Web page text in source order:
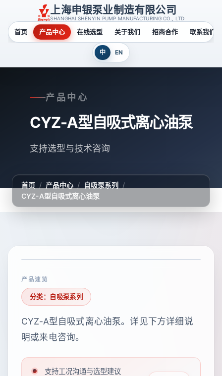
上海申银泵业制造有限公司
SHANGHAI SHENYIN PUMP MANUFACTURING CO., LTD
首页 产品中心 在线选型 关于我们 招商合作 联系我们
中 EN
产品中心
CYZ-A型自吸式离心油泵
支持选型与技术咨询
首页 / 产品中心 / 自吸泵系列
/
CYZ-A型自吸式离心油泵
产品速览
分类：自吸泵系列
CYZ-A型自吸式离心油泵。详见下方详细说
明或来电咨询。
支持工况沟通与选型建议